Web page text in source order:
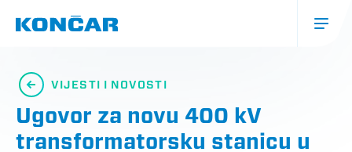
navigacija
(mobile)
VIJESTI I NOVOSTI
Ugovor za novu 400 kV
transformatorsku stanicu u